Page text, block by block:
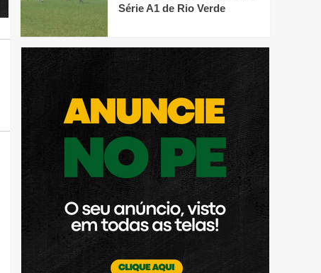
Série A1 de Rio Verde